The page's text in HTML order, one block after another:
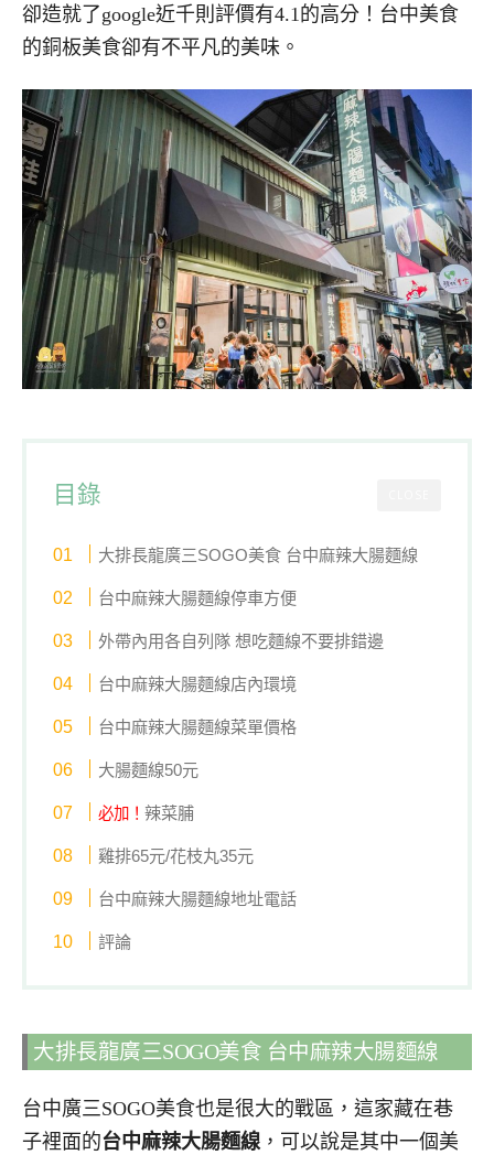
卻造就了google近千則評價有4.1的高分！台中美食
的銅板美食卻有不平凡的美味。
目錄
大排長龍廣三SOGO美食 台中麻辣大腸麵線
台中麻辣大腸麵線停車方便
外帶內用各自列隊 想吃麵線不要排錯邊
台中麻辣大腸麵線店內環境
台中麻辣大腸麵線菜單價格
大腸麵線50元
必加！辣菜脯
雞排65元/花枝丸35元
台中麻辣大腸麵線地址電話
評論
大排長龍廣三SOGO美食 台中麻辣大腸麵線
台中廣三SOGO美食也是很大的戰區，這家藏在巷
子裡面的台中麻辣大腸麵線，可以說是其中一個美